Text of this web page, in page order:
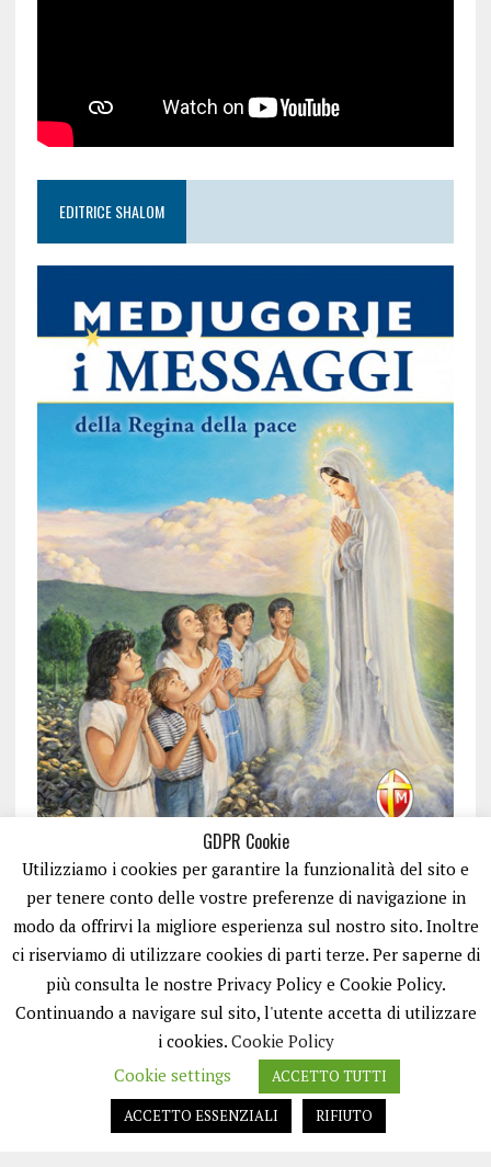
EDITRICE SHALOM
ISCRIVITI
GDPR Cookie
Utilizziamo i cookies per garantire la funzionalità del sito e
per tenere conto delle vostre preferenze di navigazione in
modo da offrirvi la migliore esperienza sul nostro sito. Inoltre
ci riserviamo di utilizzare cookies di parti terze. Per saperne di
più consulta le nostre Privacy Policy e Cookie Policy.
Continuando a navigare sul sito, l'utente accetta di utilizzare
i cookies. Cookie Policy
Cookie settings
ACCETTO TUTTI
ACCETTO ESSENZIALI
RIFIUTO